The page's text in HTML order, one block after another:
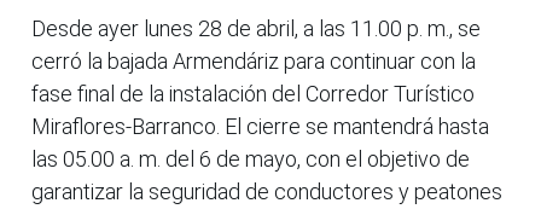
Desde ayer lunes 28 de abril, a las 11.00 p. m., se
cerró la bajada Armendáriz para continuar con la
fase final de la instalación del Corredor Turístico
Miraflores-Barranco. El cierre se mantendrá hasta
las 05.00 a. m. del 6 de mayo, con el objetivo de
garantizar la seguridad de conductores y peatones